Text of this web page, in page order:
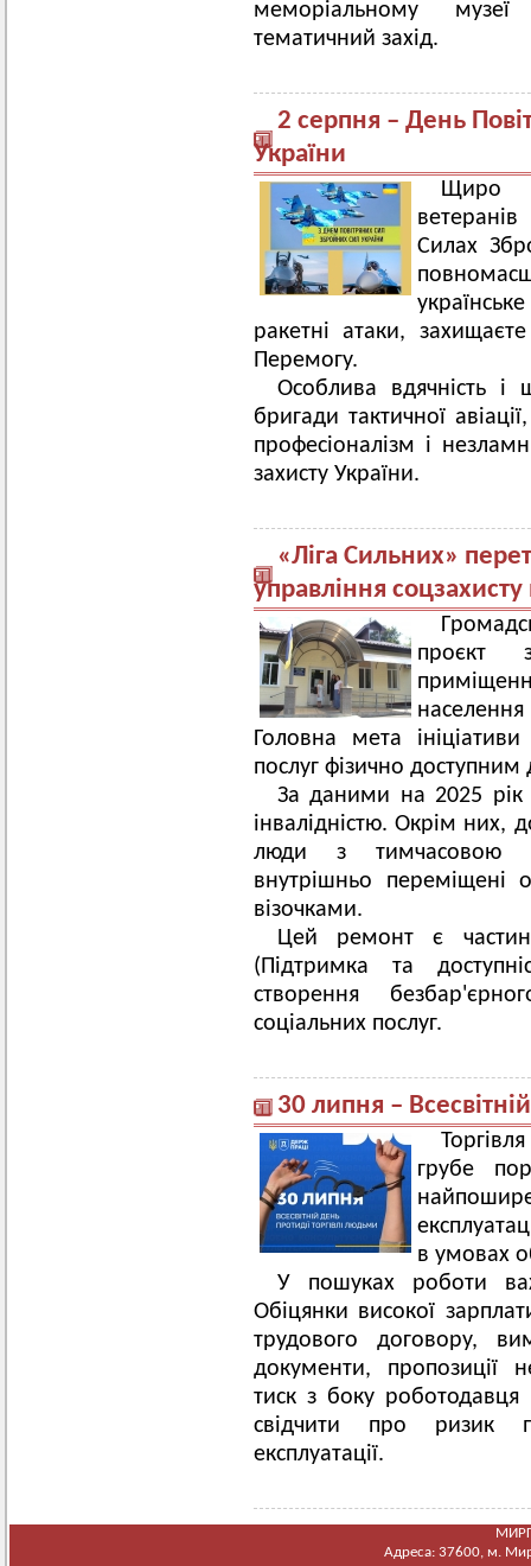
меморіальному
тематичний захід.
2 серпня – День
України
Щиро
Силах
ракетні атаки,
Перемогу.
Особлива вдячність
бригади тактичної
професіоналізм і
захисту України.
«Ліга Сильних»
управління
проєкт
Головна мета
послуг фізично доступним
За даними на 2025 рік
інвалідністю. Окрім них,
люди з тимчасовою
внутрішньо
візочками.
Цей ремонт є
(Підтримка та
створення
соціальних послуг.
30 липня –
грубе
в умовах
У пошуках роботи
Обіцянки високої
трудового договору,
документи, пропозиції
тиск з боку
свідчити про ризик
експлуатації.
Адреса: 37600, м.